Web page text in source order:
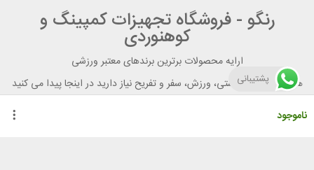
ناموجود
رنگو - فروشگاه تجهیزات کمپینگ و
کوهنوردی
ارایه محصولات برترین برندهای معتبر ورزشی
هر آنچه برای تندرستی، ورزش، سفر و تفریح نیاز دارید در اینجا پیدا می کنید
پشتیبانی